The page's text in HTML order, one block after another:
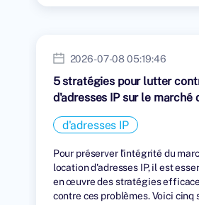
2026-07-08 05:19:46
5 stratégies pour lutter
d'adresses IP sur le marché
location
d'adresses IP
Pour préserver l'intégrité du
location d'adresses IP, il est
en œuvre des stratégies
contre ces problèmes. Voici